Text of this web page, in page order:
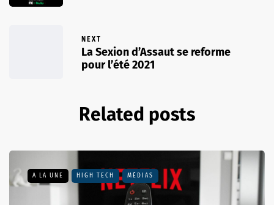
NEXT
La Sexion d’Assaut se reforme
pour l’été 2021
Related posts
A LA UNE HIGH TECH MÉDIAS